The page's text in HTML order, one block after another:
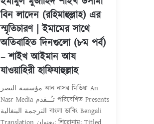
বিন লাদেন (রহিমাহুল্লাহ) এর
স্মৃতিচারণ | ইমামের সাথে
অতিবাহিত দিনগুলো (৮ম পর্ব)
– শাইখ আইমান আয
যাওয়াহিরী হাফিযাহুল্লাহ
مؤسسة النصر আন নাসর মিডিয়া An
Nasr Media تـُــقدم পরিবেশিত Presents
الترجمة البنغالية বাংলা ডাবিং Bengali